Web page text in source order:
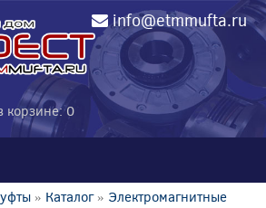
info@etmmufta.ru
корзине: 0
» Каталог» Электромагнитные